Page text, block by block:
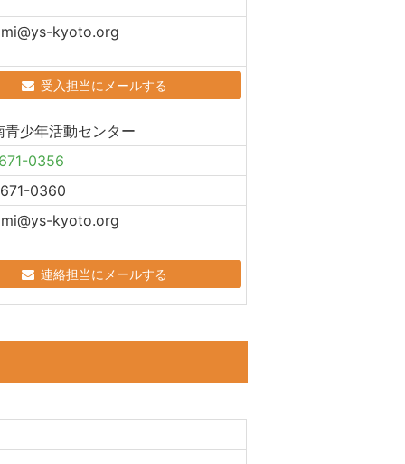
kyoto.org
受入担当にメールする
青少年活動センター
0356
0360
kyoto.org
連絡担当にメールする